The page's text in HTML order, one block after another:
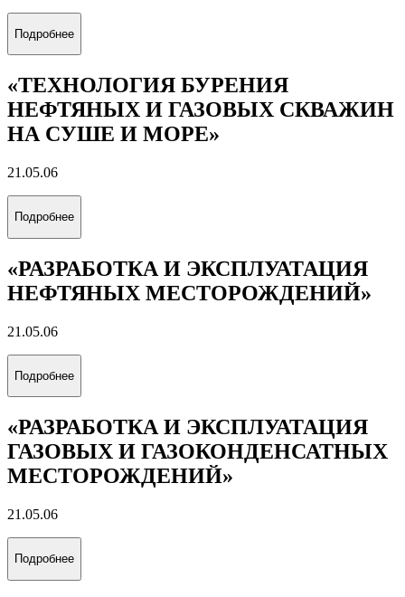
Подробнее
«ТЕХНОЛОГИЯ БУРЕНИЯ
НЕФТЯНЫХ И ГАЗОВЫХ СКВАЖИН
НА СУШЕ И МОРЕ»
21.05.06
Подробнее
«РАЗРАБОТКА И ЭКСПЛУАТАЦИЯ
НЕФТЯНЫХ МЕСТОРОЖДЕНИЙ»
21.05.06
Подробнее
«РАЗРАБОТКА И ЭКСПЛУАТАЦИЯ
ГАЗОВЫХ И ГАЗОКОНДЕНСАТНЫХ
МЕСТОРОЖДЕНИЙ»
21.05.06
Подробнее